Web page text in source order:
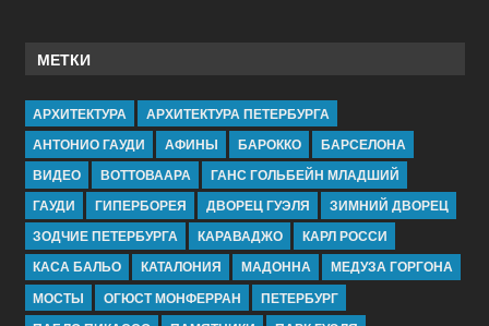
МЕТКИ
АРХИТЕКТУРА
АРХИТЕКТУРА ПЕТЕРБУРГА
АНТОНИО ГАУДИ
АФИНЫ БАРОККО
БАРСЕЛОНА
ВИДЕО
ВОТТОВААРА
ГАНС ГОЛЬБЕЙН МЛАДШИЙ
ГАУДИ
ГИПЕРБОРЕЯ ДВОРЕЦ ГУЭЛЯ
ЗИМНИЙ ДВОРЕЦ
ЗОДЧИЕ ПЕТЕРБУРГА
КАРАВАДЖО
КАРЛ РОССИ
КАСА БАЛЬО
КАТАЛОНИЯ МАДОННА
МЕДУЗА ГОРГОНА
МОСТЫ
ОГЮСТ МОНФЕРРАН
ПЕТЕРБУРГ